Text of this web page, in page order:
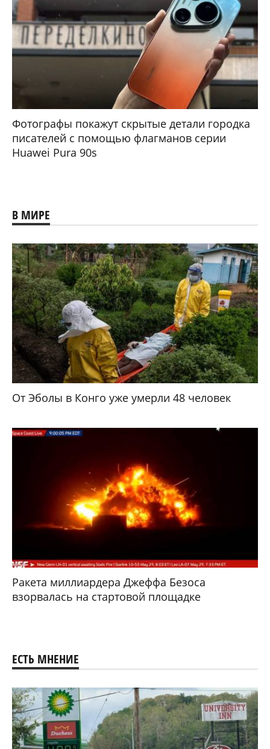
Фотографы покажут скрытые детали городка
писателей с помощью флагманов серии
Huawei Pura 90s
В МИРЕ
От Эболы в Конго уже умерли 48 человек
Ракета миллиардера Джеффа Безоса
взорвалась на стартовой площадке
ЕСТЬ МНЕНИЕ